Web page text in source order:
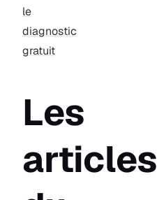
le
diagnostic
gratuit
Les
articles